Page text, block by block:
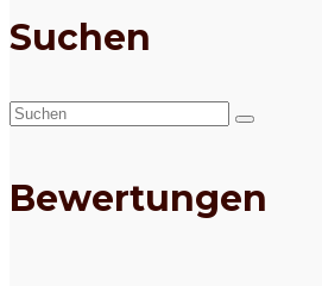
Suchen
Suchen
Bewertungen